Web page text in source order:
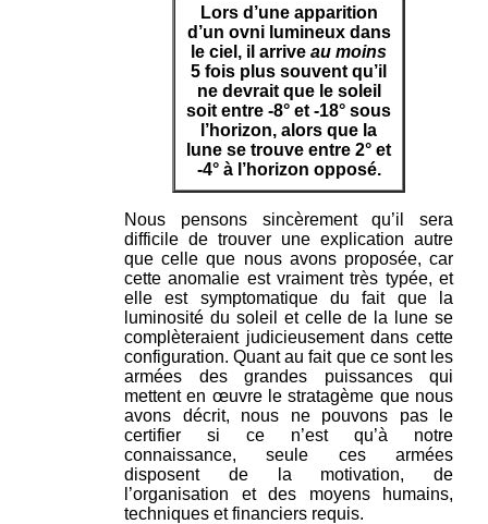
Lors d’une apparition
d’un ovni lumineux dans
le ciel, il arrive au moins
5 fois plus souvent qu’il
ne devrait que le soleil
soit entre -8° et -18° sous
l’horizon, alors que la
lune se trouve entre 2° et
-4° à l’horizon opposé.
Nous pensons sincèrement qu’il sera
difficile de trouver une explication autre
que celle que nous avons proposée, car
cette anomalie est vraiment très typée, et
elle est symptomatique du fait que la
luminosité du soleil et celle de la lune se
complèteraient judicieusement dans cette
configuration. Quant au fait que ce sont les
armées des grandes puissances qui
mettent en œuvre le stratagème que nous
avons décrit, nous ne pouvons pas le
certifier si ce n’est qu’à notre
connaissance, seule ces armées
disposent de la motivation, de
l’organisation et des moyens humains,
techniques et financiers requis.